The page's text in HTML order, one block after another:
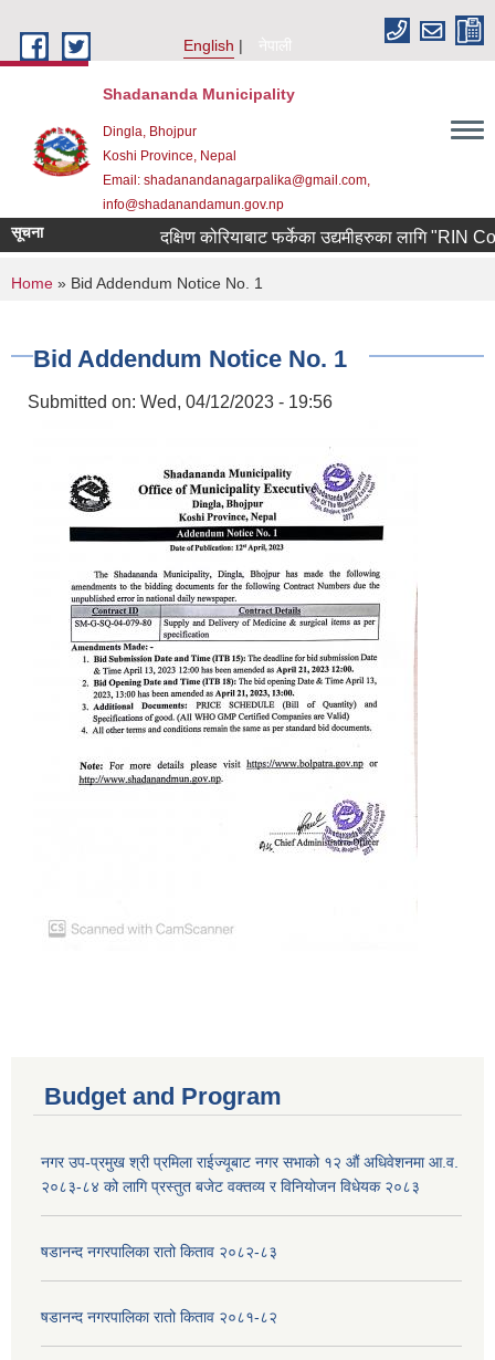
English
नेपाली
Shadananda Municipality
Dingla, Bhojpur
Koshi Province, Nepal
Email: shadanandanagarpalika@gmail.com,
info@shadanandamun.gov.np
सूचना दक्षिण कोरियाबाट फर्केका उद्यमीहरुका लागि "RIN
You are here
Home » Bid Addendum Notice No. 1
Bid Addendum Notice No. 1
Submitted on: Wed, 04/12/2023 - 19:56
Budget and Program
नगर उप-प्रमुख श्री प्रमिला राईज्यूबाट नगर सभाको १२ ‍औं अधिवेशनमा आ.व.
२०८३-८४ को लागि प्रस्तुत बजेट वक्तव्य र विनियोजन विधेयक २०८३
षडानन्द नगरपालिका रातो किताव २०८२-८३
षडानन्द नगरपालिका रातो किताव २०८१-८२